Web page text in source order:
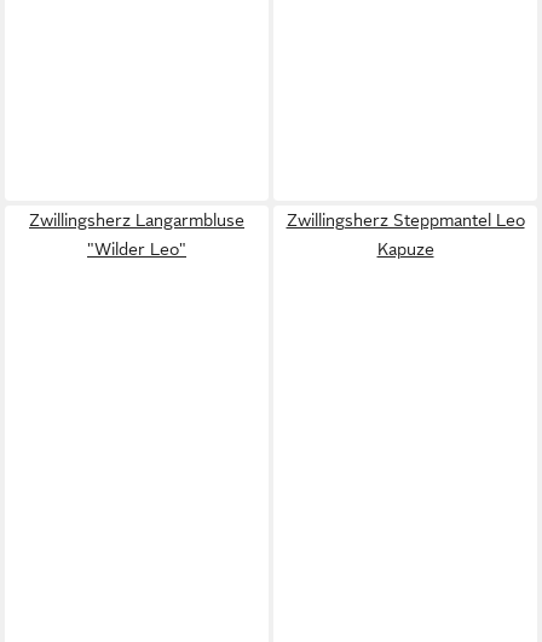
Zwillingsherz Langarmbluse
"Wilder Leo"
Zwillingsherz Steppmantel Leo
Kapuze